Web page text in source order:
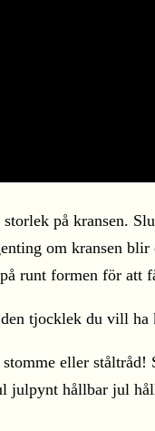
på kransen.
om kransen
runt formen för att
tjocklek du vill